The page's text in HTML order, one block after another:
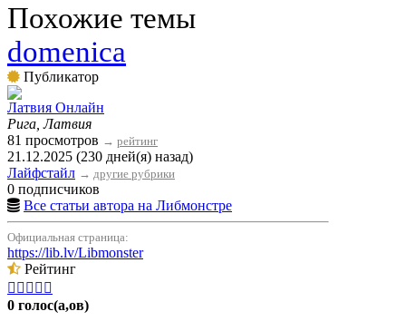
Похожие темы
domenica
Публикатор
Латвия Онлайн
Рига, Латвия
81 просмотров → рейтинг
21.12.2025 (230 дней(я) назад)
Лайфстайл → другие рубрики
0 подписчиков
Все статьи автора на Либмонстре
Официальная страница:
https://lib.lv/Libmonster
Рейтинг
    
0 голос(а,ов)